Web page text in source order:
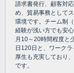
請求書発行、顧客対
め、貿易事務として
環境です。チーム制
経験が浅い方でも安
月10～20時間程度と
日120日と、ワーク
厚生も充実しており
です。